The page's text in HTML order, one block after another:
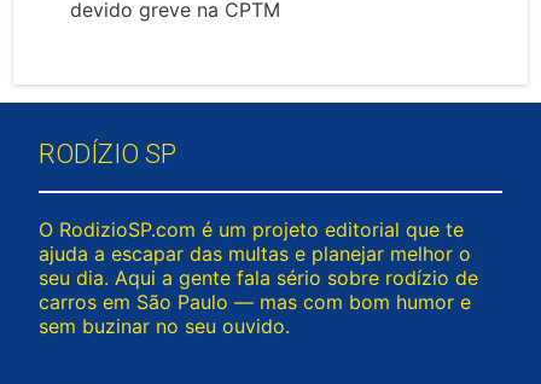
devido greve na CPTM
RODÍZIO SP
O RodizioSP.com é um projeto editorial que te
ajuda a escapar das multas e planejar melhor o
seu dia. Aqui a gente fala sério sobre rodízio de
carros em São Paulo — mas com bom humor e
sem buzinar no seu ouvido.